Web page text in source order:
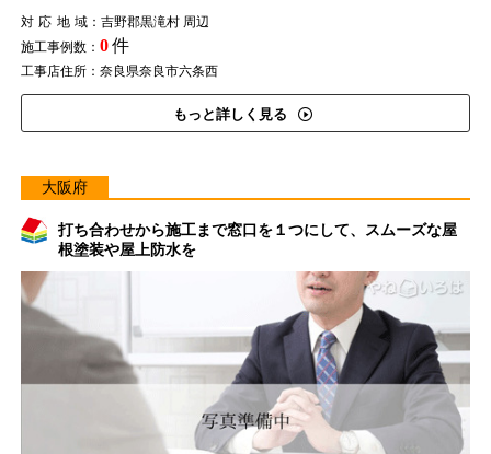
対応地域：吉野郡黒滝村 周辺
施工事例数： 0件
工事店住所：奈良県奈良市六条西
もっと詳しく見る
大阪府
打ち合わせから施工まで窓口を１つにして、スムーズな屋
根塗装や屋上防水を